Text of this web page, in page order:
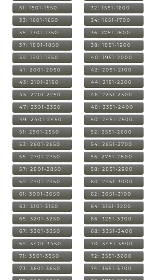
31: 1501-1550 32: 1551-1600
33: 1601-1650 34: 1651-1700
35: 1701-1750 36: 1751-1800
37: 1801-1850 38: 1851-1900
39: 1901-1950 40: 1951-2000
41: 2001-2050 42: 2051-2100
43: 2101-2150 44: 2151-2200
45: 2201-2250 46: 2251-2300
47: 2301-2350 48: 2351-2400
49: 2401-2450 50: 2451-2500
51: 2501-2550 52: 2551-2600
53: 2601-2650 54: 2651-2700
55: 2701-2750 56: 2751-2800
57: 2801-2850 58: 2851-2900
59: 2901-2950 60: 2951-3000
61: 3001-3050 62: 3051-3100
63: 3101-3150 64: 3151-3200
65: 3201-3250 66: 3251-3300
67: 3301-3350 68: 3351-3400
69: 3401-3450 70: 3451-3500
71: 3501-3550 72: 3551-3600
73: 3601-3650 74: 3651-3700